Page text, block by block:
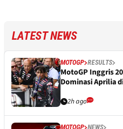
LATEST NEWS
MOTOGP RESULTS
MotoGP Inggris
Dominasi Aprilia
2h ago
MOTOGP NEWS